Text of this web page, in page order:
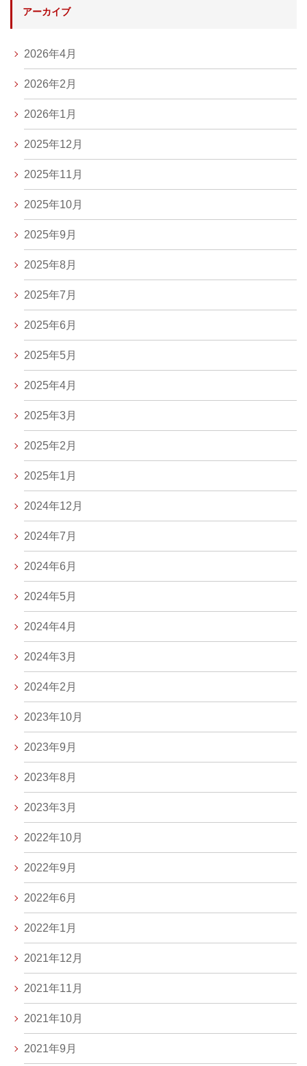
アーカイブ
2026年4月
2026年2月
2026年1月
2025年12月
2025年11月
2025年10月
2025年9月
2025年8月
2025年7月
2025年6月
2025年5月
2025年4月
2025年3月
2025年2月
2025年1月
2024年12月
2024年7月
2024年6月
2024年5月
2024年4月
2024年3月
2024年2月
2023年10月
2023年9月
2023年8月
2023年3月
2022年10月
2022年9月
2022年6月
2022年1月
2021年12月
2021年11月
2021年10月
2021年9月